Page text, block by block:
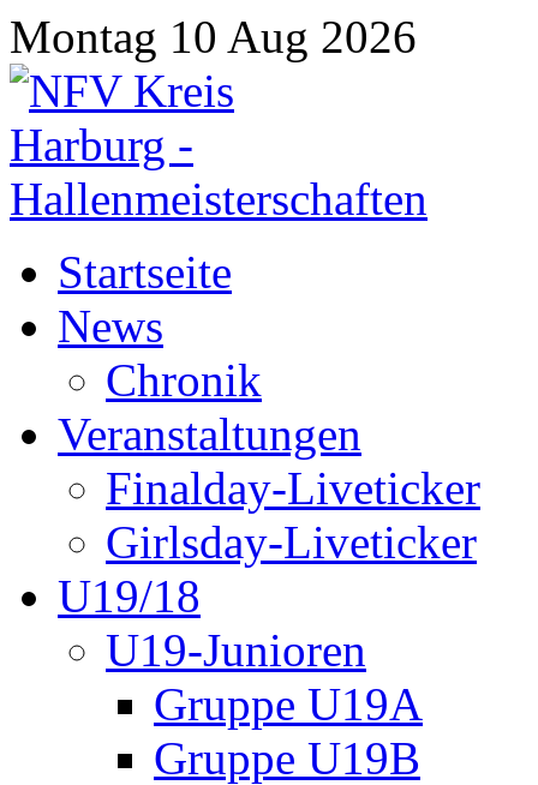
Montag 10 Aug 2026
Startseite
News
Chronik
Veranstaltungen
Finalday-Liveticker
Girlsday-Liveticker
U19/18
U19-Junioren
Gruppe U19A
Gruppe U19B